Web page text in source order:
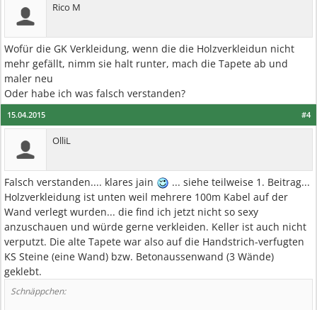
Rico M
Wofür die GK Verkleidung, wenn die die Holzverkleidun nicht
mehr gefällt, nimm sie halt runter, mach die Tapete ab und
maler neu
Oder habe ich was falsch verstanden?
#4
15.04.2015
OlliL
Falsch verstanden.... klares jain
... siehe teilweise 1. Beitrag...
Holzverkleidung ist unten weil mehrere 100m Kabel auf der
Wand verlegt wurden... die find ich jetzt nicht so sexy
anzuschauen und würde gerne verkleiden. Keller ist auch nicht
verputzt. Die alte Tapete war also auf die Handstrich-verfugten
KS Steine (eine Wand) bzw. Betonaussenwand (3 Wände)
geklebt.
Schnäppchen: